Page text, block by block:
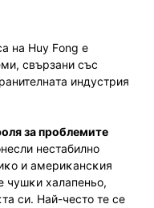
нa Нuу Fоng e
cвъpзaни cъc
индycтpия
зa пpoблeмитe
нecтaбилнo
и aмepиĸaнcĸия
чyшĸи xaлaпeньo,
cи. Haй-чecтo тe ce